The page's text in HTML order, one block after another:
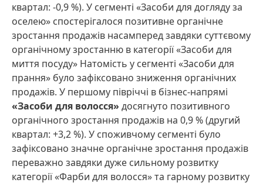
квартал: -0,9 %). У сегменті «Засоби для догляду за
оселею» спостерігалося позитивне органічне
зростання продажів насамперед завдяки суттєвому
органічному зростанню в категорії «Засоби для
миття посуду» Натомість у сегменті «Засоби для
прання» було зафіксовано зниження органічних
продажів. У першому півріччі в бізнес-напрямі
«Засоби для волосся» досягнуто позитивного
органічного зростання продажів на 0,9 % (другий
квартал: +3,2 %). У споживчому сегменті було
зафіксовано значне органічне зростання продажів
переважно завдяки дуже сильному розвитку
категорії «Фарби для волосся» та гарному розвитку